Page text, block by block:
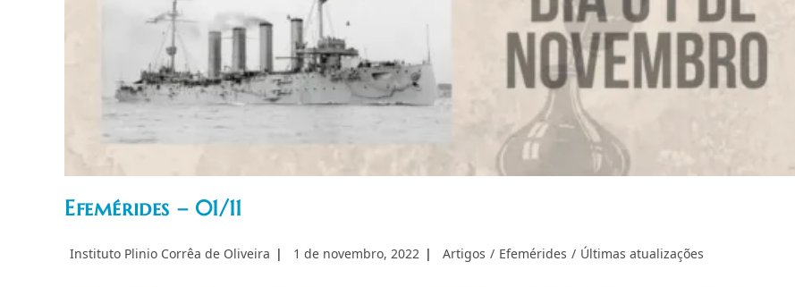
Efemérides – 01/11
Autor
Instituto Plinio Corrêa de Oliveira
Post
1 de novembro, 2022
Categoria
Artigos / Efemérides / Últimas atualizações